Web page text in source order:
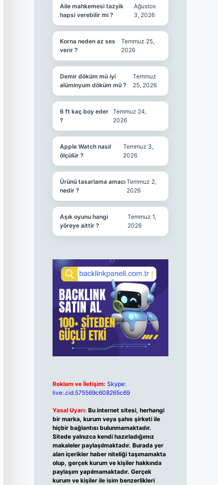
Aile mahkemesi tazyik
hapsi verebilir mi ?
Ağustos
3, 2026
Korna neden az ses
verir ?
Temmuz 25,
2026
Demir döküm mü iyi
alüminyum döküm mü ?
Temmuz
25, 2026
6 ft kaç boy eder
?
Temmuz 24,
2026
Apple Watch nasıl
ölçülür ?
Temmuz 3,
2026
Ürünü tasarlama amacı
nedir ?
Temmuz 2,
2026
Aşık oyunu hangi
yöreye aittir ?
Temmuz 1,
2026
Reklam ve İletişim: Skype:
live:.cid.575569c608265c69
Yasal Uyarı: Bu internet sitesi, herhangi
bir marka, kurum veya şahıs şirketi ile
hiçbir bağlantısı bulunmamaktadır.
Sitede yalnızca kendi hazırladığımız
makaleler paylaşılmaktadır. Burada yer
alan içerikler haber niteliği taşımamakta
olup, gerçek kurum ve kişiler hakkında
paylaşım yapılmamaktadır. Gerçek
kurum ve kişiler ile isim benzerlikleri